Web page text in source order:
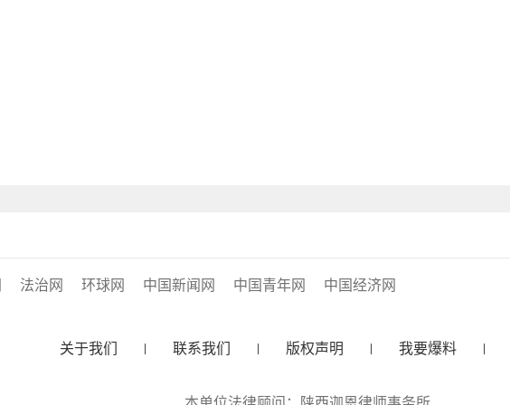
法治网 环球网 中国新闻网 中国青年网 中国经济网
关于我们 联系我们 版权声明 我要爆料